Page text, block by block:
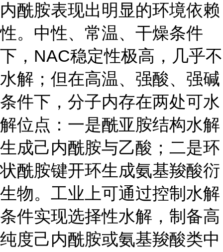
内酰胺表现出明显的环境依赖
性。中性、常温、干燥条件
下，NAC稳定性极高，几乎不
水解；但在高温、强酸、强碱
条件下，分子内存在两处可水
解位点：一是酰亚胺结构水解
生成己内酰胺与乙酸；二是环
状酰胺键开环生成氨基羧酸衍
生物。工业上可通过控制水解
条件实现选择性水解，制备高
纯度己内酰胺或氨基羧酸类中